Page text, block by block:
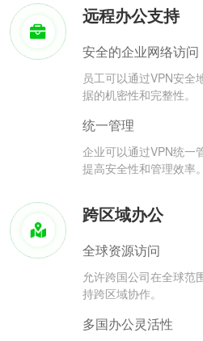
远程办公支持
安全的企业网络访问
员工可以通过VPN安全
据的机密性和完整性。
统一管理
企业可以通过VPN统一
提高安全性和管理效率。
跨区域办公
全球资源访问
允许跨国公司在全球范
持跨区域协作。
多国办公灵活性